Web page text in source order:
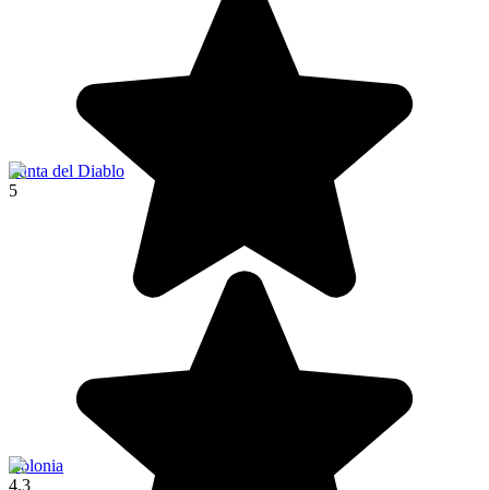
Punta del Diablo
5
Colonia
4.3